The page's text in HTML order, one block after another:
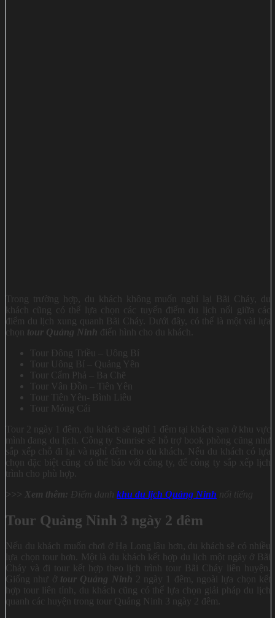
Trong trường hợp, du khách không muốn nghỉ lại Bãi Cháy, du
khách cũng có thể lựa chọn các tuyến điểm du lịch nối giữa các
điểm du lịch xung quanh Bãi Cháy. Dưới đây, có thể là một vài lựa
chọn tour Quảng Ninh điển hình cho du khách.
Tour Đông Triều – Uông Bí
Tour Uông Bí – Quảng Yên
Tour Cẩm Phả – Ba Chẽ
Tour Vân Đồn – Tiên Yên
Tour Tiên Yên- Bình Liêu
Tour Móng Cái
Tour 2 ngày 1 đêm, du khách sẽ nghỉ 1 đêm tại khách sạn ở khu vực
mình đang du lịch. Công ty Sunrise sẽ hỗ trợ book phòng cũng như
sắp xếp chỗ đi lại và nghỉ đêm cho du khách. Nếu du khách có lựa
chọn đặc biệt cũng có thể báo với công ty, để công ty sắp xếp lịch
trình cho phù hợp.
>>> Xem thêm: Điểm danh khu du lịch Quảng Ninh nổi tiếng
Tour Quảng Ninh 3 ngày 2 đêm
Nếu du khách muốn chơi ở Hạ Long lâu hơn, du khách sẽ có nhiều
lựa chọn tour hơn. Một là du khách kết hợp du lịch một ngày ở Bãi
Cháy và đi tour kết hợp theo lịch trình tour Bãi Cháy liên huyện.
Giống như ở tour Quảng Ninh 2 ngày 1 đêm, ngoài lựa chọn kết
hợp tour liên tỉnh, du khách cũng có thể lựa chọn giải pháp du lịch
quanh các huyện trong tour Quảng Ninh 3 ngày 2 đêm.